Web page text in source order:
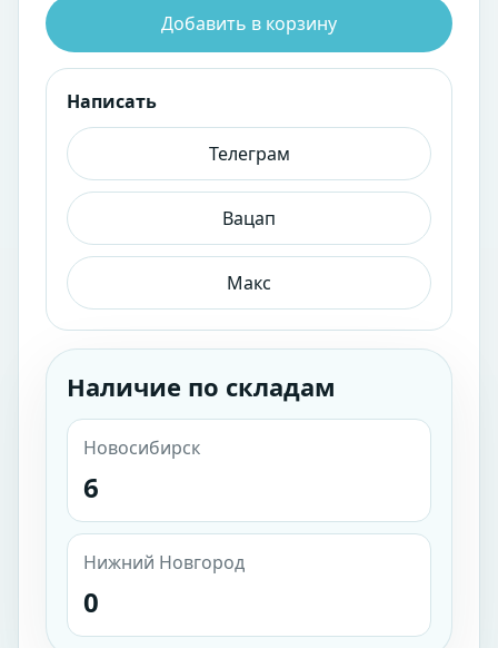
Добавить в корзину
Написать
Телеграм
Вацап
Макс
Наличие по складам
Новосибирск
6
Нижний Новгород
0